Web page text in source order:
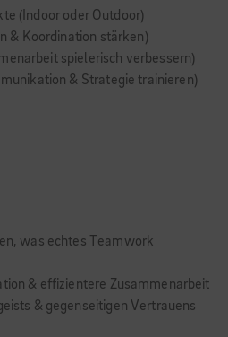
(Indoor oder Outdoor)
& Koordination stärken)
spielerisch verbessern)
& Strategie trainieren)
was echtes Teamwork
& effizientere Zusammenarbeit
& gegenseitigen Vertrauens